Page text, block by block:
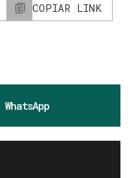
COPIAR LINK
WhatsApp